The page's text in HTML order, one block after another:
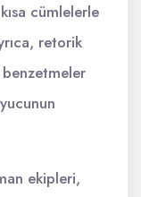
cümlelerle
retorik
ekipleri,